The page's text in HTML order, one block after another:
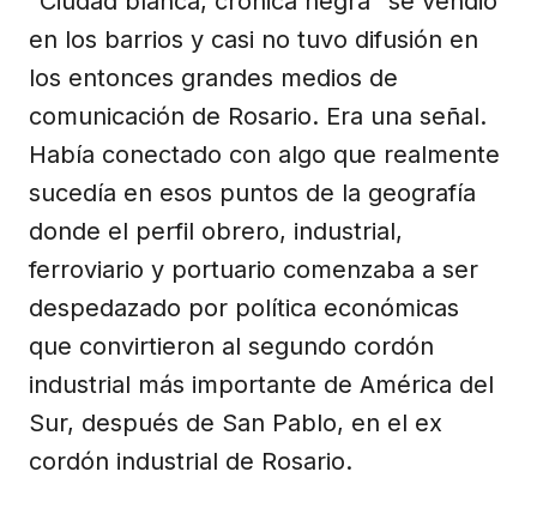
en los barrios y casi no tuvo difusión en
los entonces grandes medios de
comunicación de Rosario. Era una señal.
Había conectado con algo que realmente
sucedía en esos puntos de la geografía
donde el perfil obrero, industrial,
ferroviario y portuario comenzaba a ser
despedazado por política económicas
que convirtieron al segundo cordón
industrial más importante de América del
Sur, después de San Pablo, en el ex
cordón industrial de Rosario.